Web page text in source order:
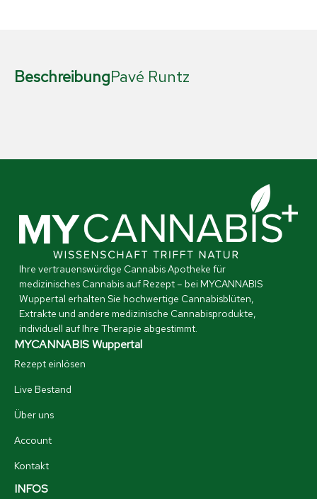
BeschreibungPavé Runtz
Ihre vertrauenswürdige Cannabis Apotheke für
medizinisches Cannabis auf Rezept – bei MYCANNABIS
Wuppertal erhalten Sie hochwertige Cannabisblüten,
Extrakte und andere medizinische Cannabisprodukte,
individuell auf Ihre Therapie abgestimmt.
MYCANNABIS Wuppertal
Rezept einlösen
Live Bestand
Über uns
Account
Kontakt
INFOS